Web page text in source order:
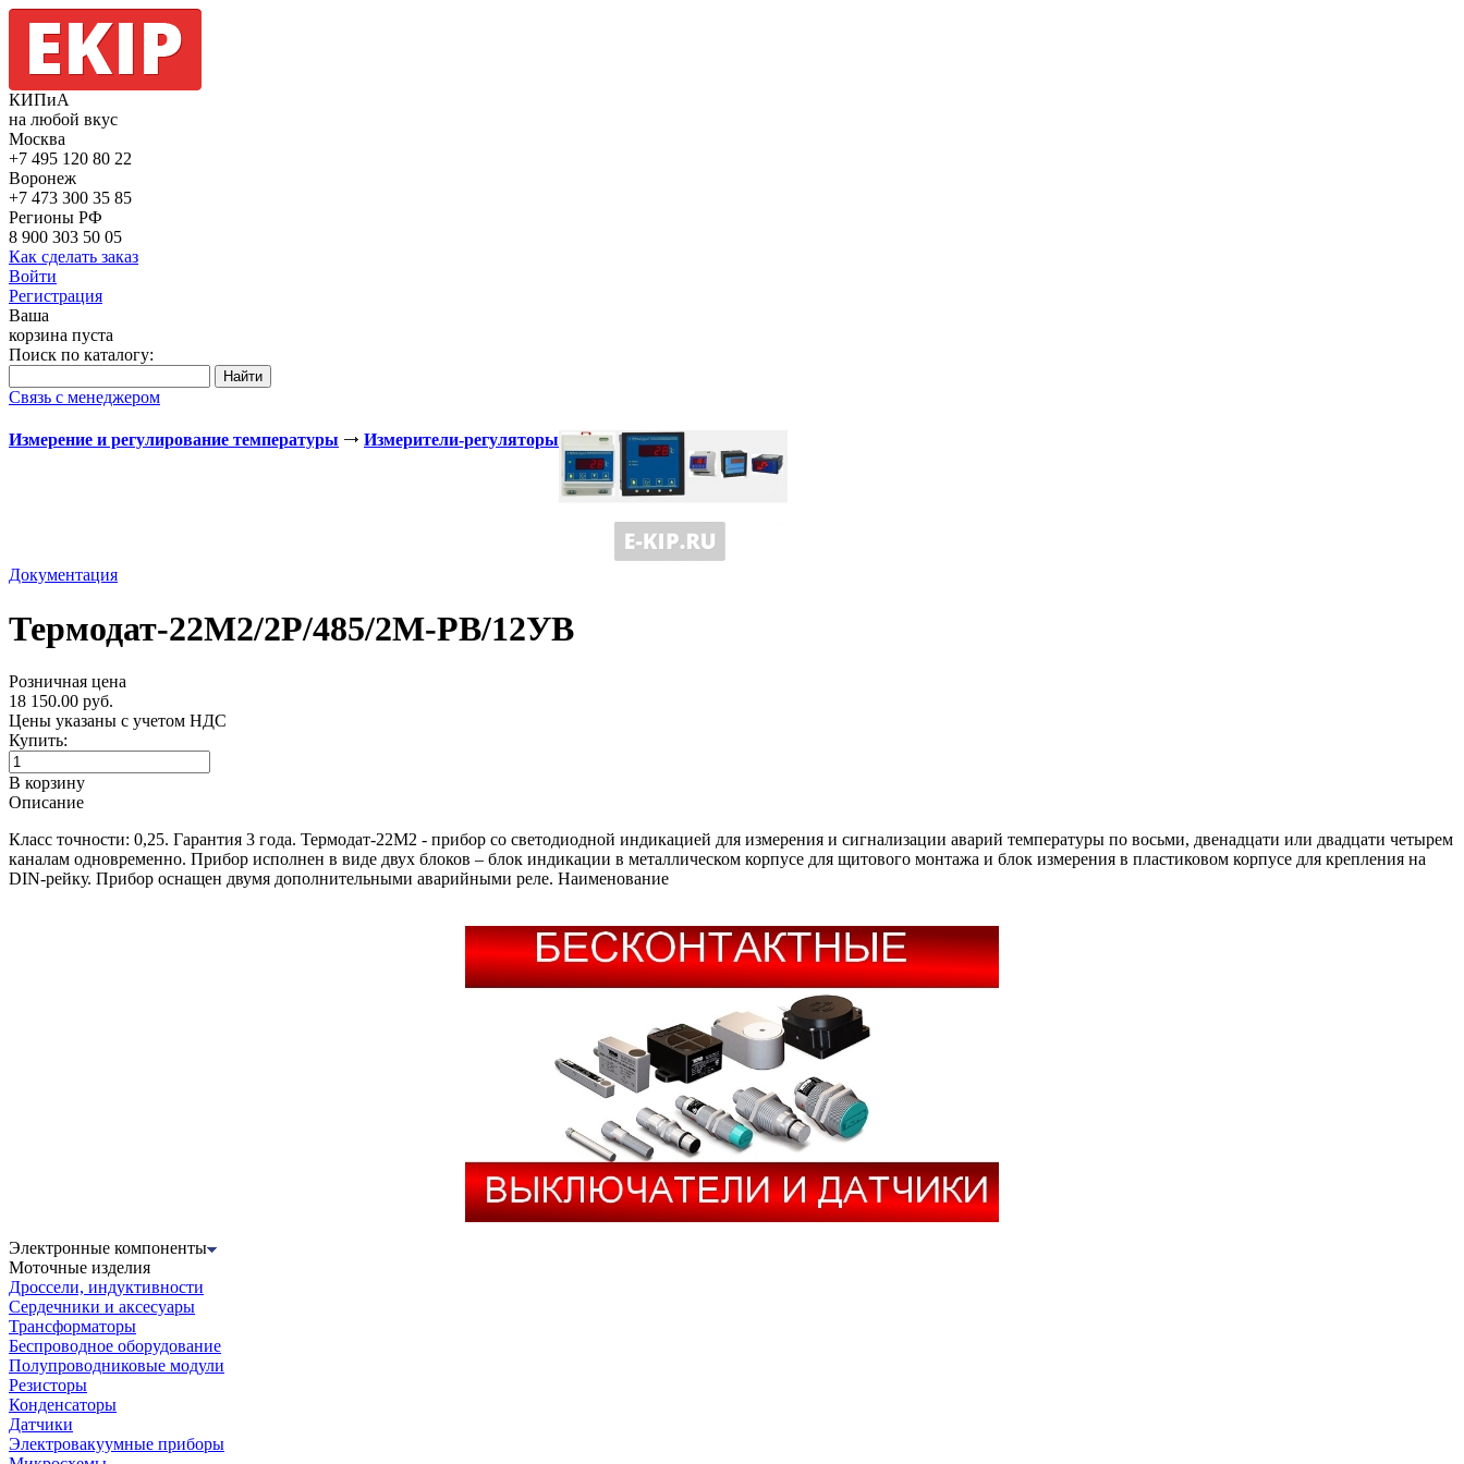
КИПиА
на любой вкус
Москва
+7 495 120 80 22
Воронеж
+7 473 300 35 85
Регионы РФ
8 900 303 50 05
Как сделать заказ
Войти
Регистрация
Ваша
корзина пуста
Поиск по каталогу:
Связь с менеджером
Измерение и регулирование температуры Измерители-регуляторы
Документация
Термодат-22M2/2Р/485/2М-PB/12УВ
Розничная цена
18 150.00 руб.
Цены указаны с учетом НДС
Купить:
В корзину
Описание
Класс точности: 0,25. Гарантия 3 года. Термодат-22М2 - прибор со светодиодной индикацией для измерения и сигнализации аварий температуры по восьми, двенадцати или двадцати четырем
каналам одновременно. Прибор исполнен в виде двух блоков – блок индикации в металлическом корпусе для щитового монтажа и блок измерения в пластиковом корпусе для крепления на
DIN-рейку. Прибор оснащен двумя дополнительными аварийными реле. Наименование
Электронные компоненты
Моточные изделия
Дроссели, индуктивности
Сердечники и аксесуары
Трансформаторы
Беспроводное оборудование
Полупроводниковые модули
Резисторы
Конденсаторы
Датчики
Электровакуумные приборы